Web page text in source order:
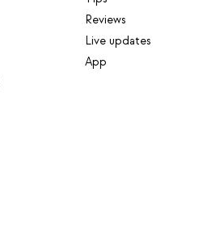
Reviews
Live updates
App